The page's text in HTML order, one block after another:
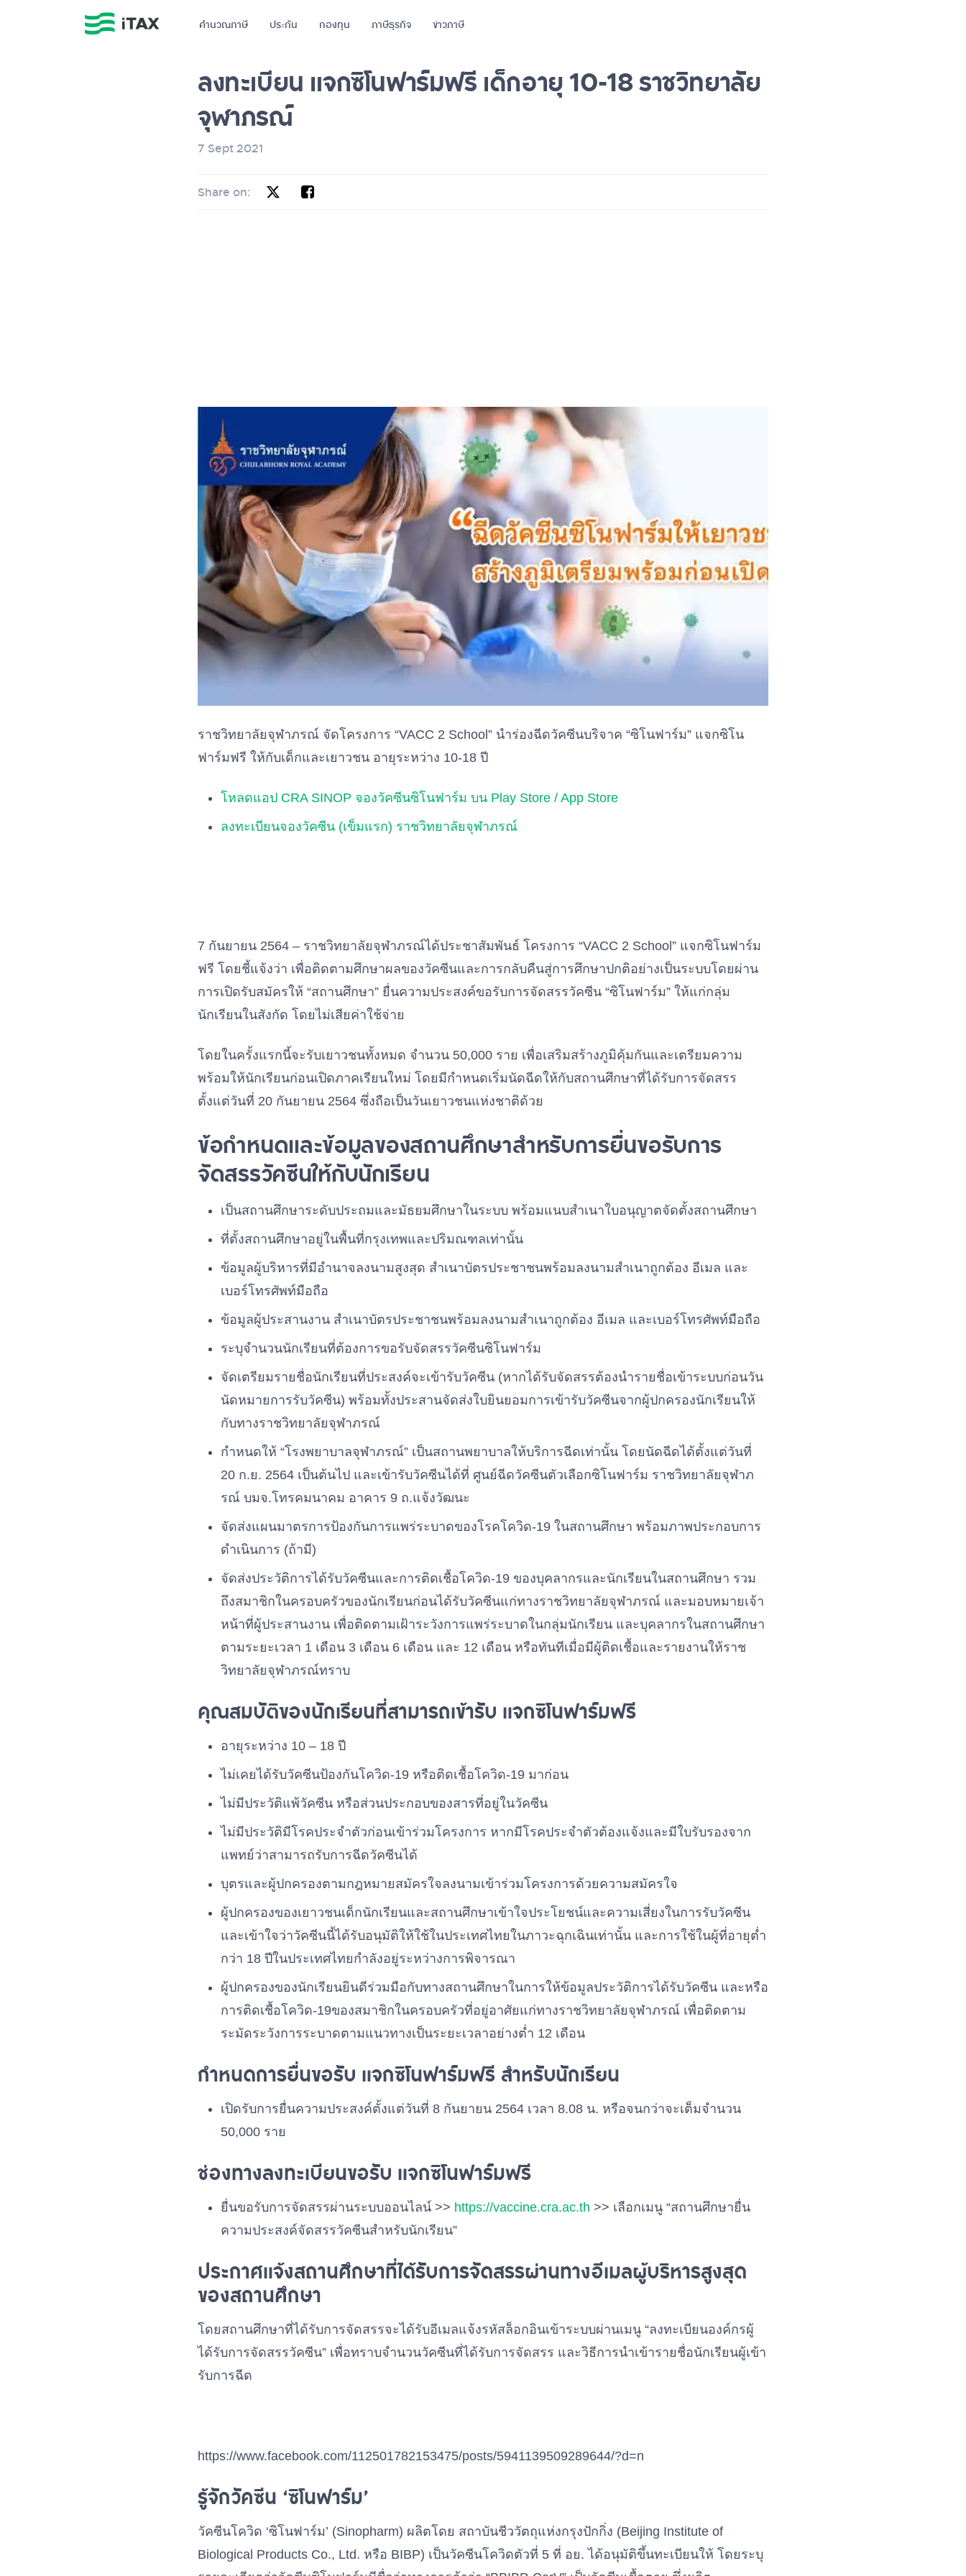
คำนวณภาษี ประกัน กองทุน ภาษีธุรกิจ ข่าวภาษี
ลงทะเบียน แจกซิโนฟาร์มฟรี เด็กอายุ 10-18 ราชวิทยาลัย
จุฬาภรณ์
7 Sept 2021
Share on:
ราชวิทยาลัยจุฬาภรณ์ จัดโครงการ “VACC 2 School” นำร่องฉีดวัคซีนบริจาค “ซิโนฟาร์ม” แจกซิโน
ฟาร์มฟรี ให้กับเด็กและเยาวชน อายุระหว่าง 10-18 ปี
โหลดแอป CRA SINOP จองวัคซีนซิโนฟาร์ม บน Play Store / App Store
ลงทะเบียนจองวัคซีน (เข็มแรก) ราชวิทยาลัยจุฬาภรณ์
7 กันยายน 2564 – ราชวิทยาลัยจุฬาภรณ์ได้ประชาสัมพันธ์ โครงการ “VACC 2 School” แจกซิโนฟาร์ม
ฟรี โดยชี้แจ้งว่า เพื่อติดตามศึกษาผลของวัคซีนและการกลับคืนสู่การศึกษาปกติอย่างเป็นระบบโดยผ่าน
การเปิดรับสมัครให้ “สถานศึกษา” ยื่นความประสงค์ขอรับการจัดสรรวัคซีน “ซิโนฟาร์ม” ให้แก่กลุ่ม
นักเรียนในสังกัด โดยไม่เสียค่าใช้จ่าย
โดยในครั้งแรกนี้จะรับเยาวชนทั้งหมด จำนวน 50,000 ราย เพื่อเสริมสร้างภูมิคุ้มกันและเตรียมความ
พร้อมให้นักเรียนก่อนเปิดภาคเรียนใหม่ โดยมีกำหนดเริ่มนัดฉีดให้กับสถานศึกษาที่ได้รับการจัดสรร
ตั้งแต่วันที่ 20 กันยายน 2564 ซึ่งถือเป็นวันเยาวชนแห่งชาติด้วย
ข้อกำหนดและข้อมูลของสถานศึกษาสำหรับการยื่นขอรับการ
จัดสรรวัคซีนให้กับนักเรียน
เป็นสถานศึกษาระดับประถมและมัธยมศึกษาในระบบ พร้อมแนบสำเนาใบอนุญาตจัดตั้งสถานศึกษา
ที่ตั้งสถานศึกษาอยู่ในพื้นที่กรุงเทพและปริมณฑลเท่านั้น
ข้อมูลผู้บริหารที่มีอำนาจลงนามสูงสุด สำเนาบัตรประชาชนพร้อมลงนามสำเนาถูกต้อง อีเมล และ
เบอร์โทรศัพท์มือถือ
ข้อมูลผู้ประสานงาน สำเนาบัตรประชาชนพร้อมลงนามสำเนาถูกต้อง อีเมล และเบอร์โทรศัพท์มือถือ
ระบุจำนวนนักเรียนที่ต้องการขอรับจัดสรรวัคซีนซิโนฟาร์ม
จัดเตรียมรายชื่อนักเรียนที่ประสงค์จะเข้ารับวัคซีน (หากได้รับจัดสรรต้องนำรายชื่อเข้าระบบก่อนวัน
นัดหมายการรับวัคซีน) พร้อมทั้งประสานจัดส่งใบยินยอมการเข้ารับวัคซีนจากผู้ปกครองนักเรียนให้
กับทางราชวิทยาลัยจุฬาภรณ์
กำหนดให้ “โรงพยาบาลจุฬาภรณ์” เป็นสถานพยาบาลให้บริการฉีดเท่านั้น โดยนัดฉีดได้ตั้งแต่วันที่
20 ก.ย. 2564 เป็นต้นไป และเข้ารับวัคซีนได้ที่ ศูนย์ฉีดวัคซีนตัวเลือกซิโนฟาร์ม ราชวิทยาลัยจุฬาภ
รณ์ บมจ.โทรคมนาคม อาคาร 9 ถ.แจ้งวัฒนะ
จัดส่งแผนมาตรการป้องกันการแพร่ระบาดของโรคโควิด-19 ในสถานศึกษา พร้อมภาพประกอบการ
ดำเนินการ (ถ้ามี)
จัดส่งประวัติการได้รับวัคซีนและการติดเชื้อโควิด-19 ของบุคลากรและนักเรียนในสถานศึกษา รวม
ถึงสมาชิกในครอบครัวของนักเรียนก่อนได้รับวัคซีนแก่ทางราชวิทยาลัยจุฬาภรณ์ และมอบหมายเจ้า
หน้าที่ผู้ประสานงาน เพื่อติดตามเฝ้าระวังการแพร่ระบาดในกลุ่มนักเรียน และบุคลากรในสถานศึกษา
ตามระยะเวลา 1 เดือน 3 เดือน 6 เดือน และ 12 เดือน หรือทันทีเมื่อมีผู้ติดเชื้อและรายงานให้ราช
วิทยาลัยจุฬาภรณ์ทราบ
คุณสมบัติของนักเรียนที่สามารถเข้ารับ แจกซิโนฟาร์มฟรี
อายุระหว่าง 10 – 18 ปี
ไม่เคยได้รับวัคซีนป้องกันโควิด-19 หรือติดเชื้อโควิด-19 มาก่อน
ไม่มีประวัติแพ้วัคซีน หรือส่วนประกอบของสารที่อยู่ในวัคซีน
ไม่มีประวัติมีโรคประจำตัวก่อนเข้าร่วมโครงการ หากมีโรคประจำตัวต้องแจ้งและมีใบรับรองจาก
แพทย์ว่าสามารถรับการฉีดวัคซีนได้
บุตรและผู้ปกครองตามกฎหมายสมัครใจลงนามเข้าร่วมโครงการด้วยความสมัครใจ
ผู้ปกครองของเยาวชนเด็กนักเรียนและสถานศึกษาเข้าใจประโยชน์และความเสี่ยงในการรับวัคซีน
และเข้าใจว่าวัคซีนนี้ได้รับอนุมัติให้ใช้ในประเทศไทยในภาวะฉุกเฉินเท่านั้น และการใช้ในผู้ที่อายุต่ำ
กว่า 18 ปีในประเทศไทยกำลังอยู่ระหว่างการพิจารณา
ผู้ปกครองของนักเรียนยินดีร่วมมือกับทางสถานศึกษาในการให้ข้อมูลประวัติการได้รับวัคซีน และหรือ
การติดเชื้อโควิด-19ของสมาชิกในครอบครัวที่อยู่อาศัยแก่ทางราชวิทยาลัยจุฬาภรณ์ เพื่อติดตาม
ระมัดระวังการระบาดตามแนวทางเป็นระยะเวลาอย่างต่ำ 12 เดือน
กำหนดการยื่นขอรับ แจกซิโนฟาร์มฟรี สำหรับนักเรียน
เปิดรับการยื่นความประสงค์ตั้งแต่วันที่ 8 กันยายน 2564 เวลา 8.08 น. หรือจนกว่าจะเต็มจำนวน
50,000 ราย
ช่องทางลงทะเบียนขอรับ แจกซิโนฟาร์มฟรี
ยื่นขอรับการจัดสรรผ่านระบบออนไลน์ >> https://vaccine.cra.ac.th >> เลือกเมนู “สถานศึกษายื่น
ความประสงค์จัดสรรวัคซีนสำหรับนักเรียน”
ประกาศแจ้งสถานศึกษาที่ได้รับการจัดสรรผ่านทางอีเมลผู้บริหารสูงสุด
ของสถานศึกษา
โดยสถานศึกษาที่ได้รับการจัดสรรจะได้รับอีเมลแจ้งรหัสล็อกอินเข้าระบบผ่านเมนู “ลงทะเบียนองค์กรผู้
ได้รับการจัดสรรวัคซีน” เพื่อทราบจำนวนวัคซีนที่ได้รับการจัดสรร และวิธีการนำเข้ารายชื่อนักเรียนผู้เข้า
รับการฉีด
https://www.facebook.com/112501782153475/posts/5941139509289644/?d=n
รู้จักวัคซีน ‘ซิโนฟาร์ม’
วัคซีนโควิด ‘ซิโนฟาร์ม’ (Sinopharm) ผลิตโดย สถาบันชีววัตถุแห่งกรุงปักกิ่ง (Beijing Institute of
Biological Products Co., Ltd. หรือ BIBP) เป็นวัคซีนโควิดตัวที่ 5 ที่ อย. ได้อนุมัติขึ้นทะเบียนให้ โดยระบุ